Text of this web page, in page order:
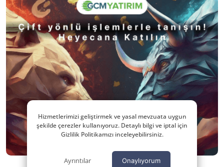
Hizmetlerimizi geliştirmek ve yasal mevzuata uygun
şekilde çerezler kullanıyoruz. Detaylı bilgi ve iptal için
Gizlilik Politikamızı inceleyebilirsiniz.
Ayrıntılar Onaylıyorum